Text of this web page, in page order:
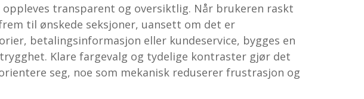
oppleves transparent og oversiktlig. Når brukeren raskt
til ønskede seksjoner, uansett om det er
betalingsinformasjon eller kundeservice, bygges en
Klare fargevalg og tydelige kontraster gjør det
seg, noe som mekanisk reduserer frustrasjon og